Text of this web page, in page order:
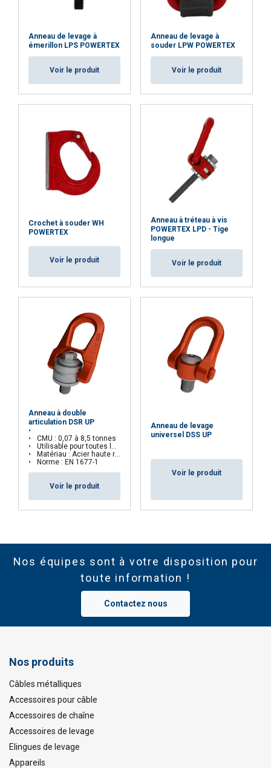
Anneau de levage à
émerillon LPS POWERTEX
Voir le produit
Anneau de levage à
souder LPW POWERTEX
Voir le produit
Crochet à souder WH
POWERTEX
Voir le produit
Anneau à tréteau à vis
POWERTEX LPD - Tige
longue
Voir le produit
Anneau à double
articulation DSR UP
CMU : 0,07 à 8,5 tonnes
Utilisable pour toutes les configurations de levage
Matériau : Acier haute résistance
Norme : EN 1677-1
Voir le produit
Anneau de levage
universel DSS UP
Voir le produit
Nos équipes sont à votre disposition pour
toute information !
Contactez nous
Nos produits
Câbles métalliques
Accessoires pour câble
Accessoires de chaîne
Accessoires de levage
Elingues de levage
Appareils
nécessaires